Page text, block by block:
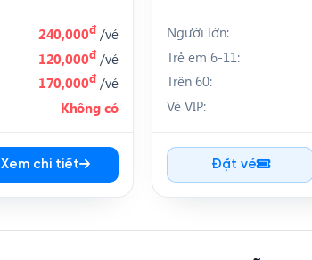
240,000đ /vé
120,000đ /vé
170,000đ /vé
Không có
Xem chi tiết
Người lớn:
Trẻ em 6-11:
Trên 60:
Vé VIP:
Đặt vé